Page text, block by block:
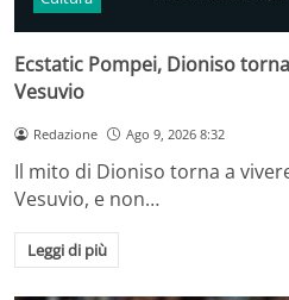
Ecstatic Pompei, Dioniso
Vesuvio
Redazione Ago 9, 2026 8:32
Il mito di Dioniso torna a
Vesuvio, e non…
Leggi di più